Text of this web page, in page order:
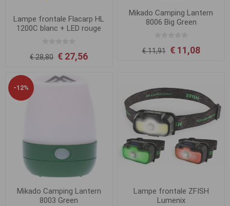
Lampe frontale Flacarp HL
1200C blanc + LED rouge
€ 28,80 € 27,56
Mikado Camping Lantern
8006 Big Green
€ 11,91 € 11,08
-12%
Mikado Camping Lantern
8003 Green
Lampe frontale ZFISH
Lumenix